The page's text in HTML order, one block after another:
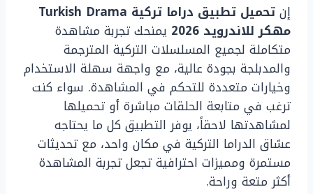
إن
تحميل تطبيق دراما تركية Turkish Drama
مهكر للاندرويد 2026
يمنحك تجربة مشاهدة
متكاملة لجميع المسلسلات التركية المترجمة
والمدبلجة بجودة عالية، مع واجهة سهلة الاستخدام
وخيارات متعددة للتحكم في المشاهدة. سواء كنت
ترغب في متابعة الحلقات مباشرة أو تحميلها
لمشاهدتها لاحقاً، يوفر التطبيق كل ما يحتاجه
عشاق الدراما التركية في مكان واحد، مع تحديثات
مستمرة ومميزات احترافية تجعل تجربة المشاهدة
أكثر متعة وراحة.